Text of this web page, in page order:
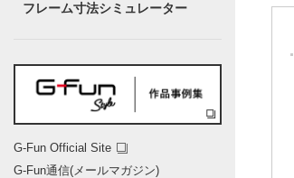
フレーム寸法シミュレーター
G-Fun Official Site
G-Fun通信(メールマガジン)